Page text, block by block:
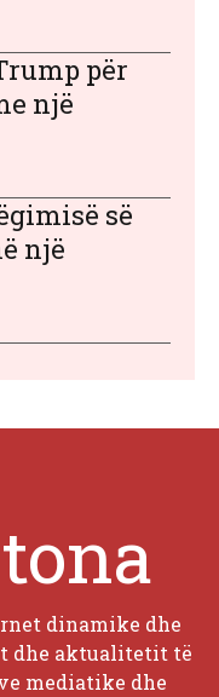
për
një
së
një
dinamike dhe
dhe aktualitetit të
mediatike dhe